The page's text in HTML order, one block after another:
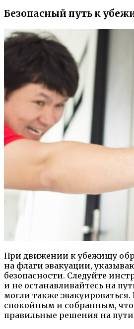
Безопасный путь к
При движении к убежищу
на флаги эвакуации,
безопасности. Следуйте
и не останавливайтесь на
могли также эвакуироваться.
спокойным и собранным,
правильные решения на